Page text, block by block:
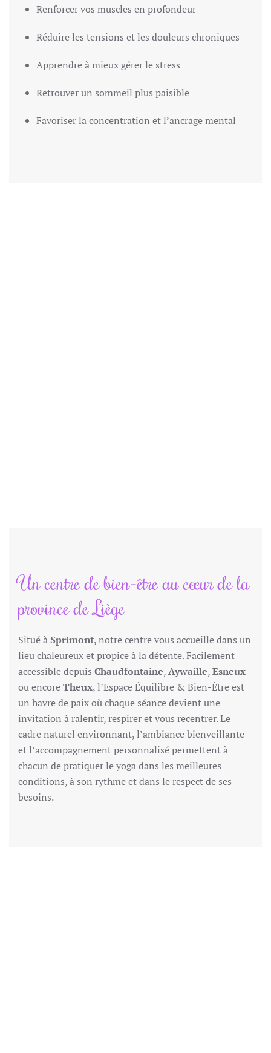
Renforcer vos muscles en profondeur
Réduire les tensions et les douleurs chroniques
Apprendre à mieux gérer le stress
Retrouver un sommeil plus paisible
Favoriser la concentration et l’ancrage mental
Un centre de bien-être au cœur de la
province de Liège
Situé àSprimont, notre centre vous accueille dans un
lieu chaleureux et propice à la détente. Facilement
accessible depuis Chaudfontaine,Aywaille,Esneux
ou encoreTheux, l’Espace Équilibre & Bien-Être est
un havre de paix où chaque séance devient une
invitation à ralentir, respirer et vous recentrer. Le
cadre naturel environnant, l’ambiance bienveillante
et l’accompagnement personnalisé permettent à
chacun de pratiquer le yoga dans les meilleures
conditions, à son rythme et dans le respect de ses
besoins.